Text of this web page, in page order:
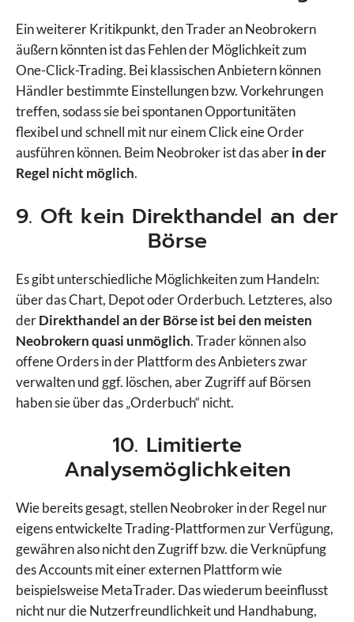
Ein weiterer Kritikpunkt, den Trader an Neobrokern
äußern könnten ist das Fehlen der Möglichkeit zum
One-Click-Trading. Bei klassischen Anbietern können
Händler bestimmte Einstellungen bzw. Vorkehrungen
treffen, sodass sie bei spontanen Opportunitäten
flexibel und schnell mit nur einem Click eine Order
ausführen können. Beim Neobroker ist das aberin der
Regel nicht möglich.
9. Oft kein Direkthandel an der
Börse
Es gibt unterschiedliche Möglichkeiten zum Handeln:
über das Chart, Depot oder Orderbuch. Letzteres, also
derDirekthandel an der Börse ist bei den meisten
Neobrokern quasi unmöglich. Trader können also
offene Orders in der Plattform des Anbieters zwar
verwalten und ggf. löschen, aber Zugriff auf Börsen
haben sie über das „Orderbuch“ nicht.
10. Limitierte
Analysemöglichkeiten
Wie bereits gesagt, stellen Neobroker in der Regel nur
eigens entwickelte Trading-Plattformen zur Verfügung,
gewähren also nicht den Zugriff bzw. die Verknüpfung
des Accounts mit einer externen Plattform wie
beispielsweise MetaTrader. Das wiederum beeinflusst
nicht nur die Nutzerfreundlichkeit und Handhabung,